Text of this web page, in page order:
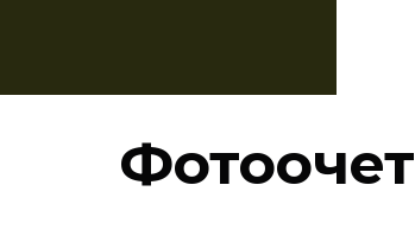
Фотоочет